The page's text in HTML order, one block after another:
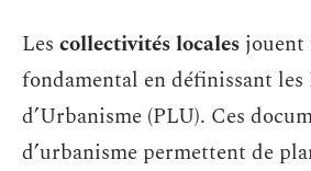
Les collectivités locales
fondamental en définissant les
d’Urbanisme (PLU). Ces
d’urbanisme permettent de